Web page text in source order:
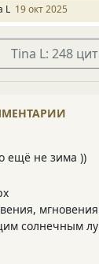
L 19 окт 2025
Tina L: 248
ещё не зима ))
солнечным